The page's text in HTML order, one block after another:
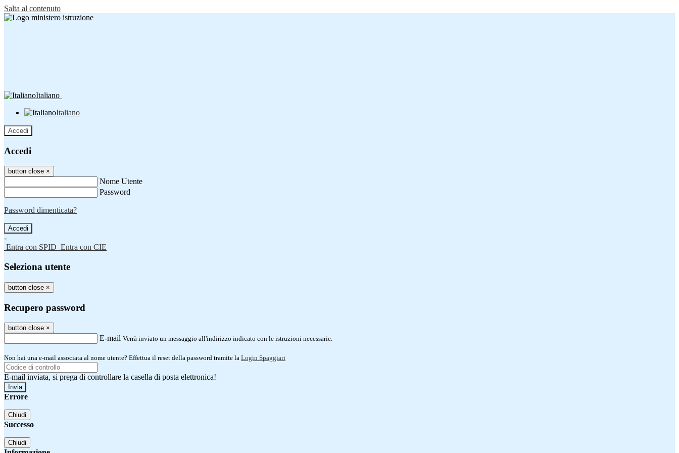
Salta al contenuto
Italiano
Italiano
Accedi
Accedi
button close ×
Nome Utente
Password
Password dimenticata?
-
Entra con SPID Entra con CIE
Seleziona utente
button close ×
Recupero password
button close ×
E-mail Verrà inviato un messaggio all'indirizzo indicato con le istruzioni necessarie.
Non hai una e-mail associata al nome utente? Effettua il reset della password tramite la Login Spaggiari
E-mail inviata, si prega di controllare la casella di posta elettronica!
Errore
Chiudi
Successo
Chiudi